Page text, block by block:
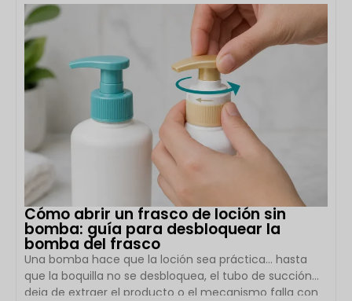
alta gama que buscan envases elegantes, funcionales
y personalizables. Disponible en 10 ml, 30 ml, 50 ml, 60
ml, 80 ml y 100 ml, esta colección presenta una silueta
limpia de hombro plano, vidrio cosmético de alta
calidad, […]
VER DETALLES
Cómo abrir un frasco de loción sin
bomba: guía para desbloquear la
bomba del frasco
Una bomba hace que la loción sea práctica… hasta
que la boquilla no se desbloquea, el tubo de succión
deja de extraer el producto o el mecanismo falla con